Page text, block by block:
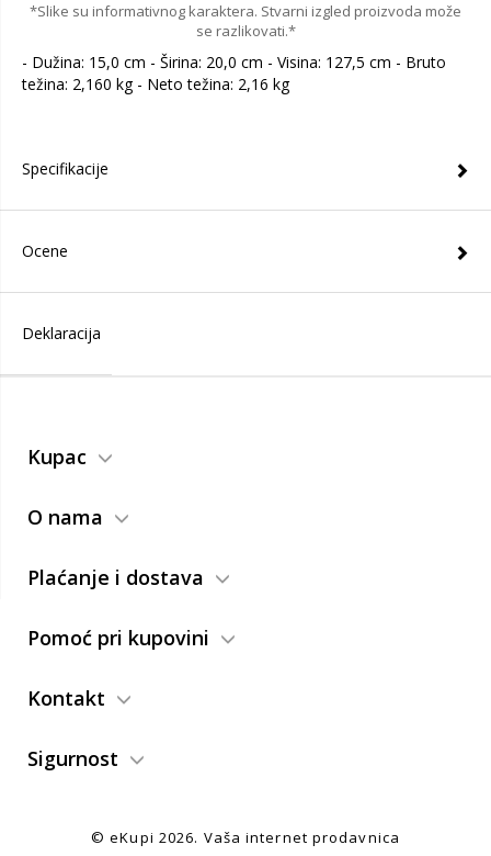
*Slike su informativnog karaktera. Stvarni izgled proizvoda može
se razlikovati.*
- Dužina: 15,0 cm - Širina: 20,0 cm - Visina: 127,5 cm - Bruto
težina: 2,160 kg - Neto težina: 2,16 kg
Specifikacije
Ocene
Deklaracija
Kupac
O nama
Plaćanje i dostava
Pomoć pri kupovini
Kontakt
Sigurnost
© eKupi 2026. Vaša internet prodavnica